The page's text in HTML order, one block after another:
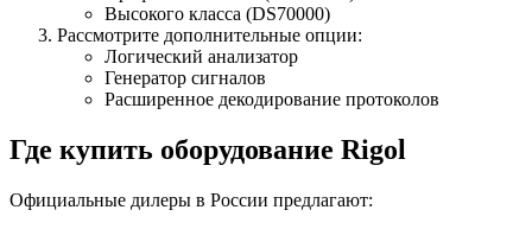
Высокого класса (DS70000)
Рассмотрите дополнительные опции:
Логический анализатор
Генератор сигналов
Расширенное декодирование протоколов
Где купить оборудование Rigol
Официальные дилеры в России предлагают: